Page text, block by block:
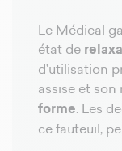
Le Médical
état de
d’utilisation
assise et son
forme. Les
ce fauteuil,